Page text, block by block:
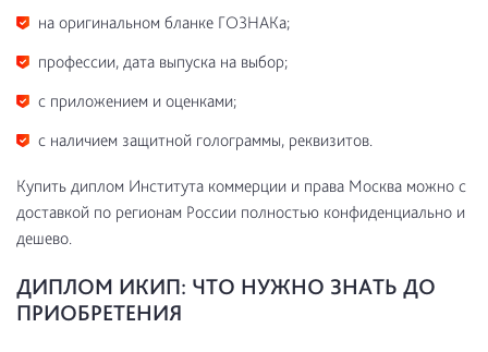
на оригинальном бланке ГОЗНАКа;
профессии, дата выпуска на выбор;
с приложением и оценками;
с наличием защитной голограммы, реквизитов.
Купить диплом Института коммерции и права Москва можно с
доставкой по регионам России полностью конфиденциально и
дешево.
ДИПЛОМ ИКИП: ЧТО НУЖНО ЗНАТЬ ДО
ПРИОБРЕТЕНИЯ